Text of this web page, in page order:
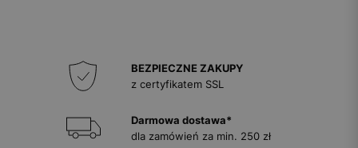
BEZPIECZNE ZAKUPY
z certyfikatem SSL
Darmowa dostawa*
dla zamówień za min. 250 zł